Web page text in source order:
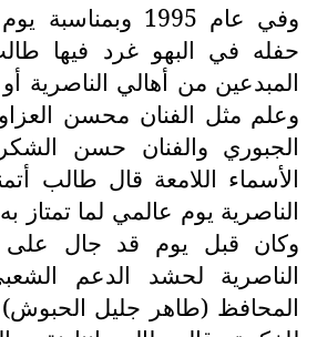
وفي عام 1995
حفله في البهو غرد فيها
المبدعين من أهالي الناصرية
وعلم مثل الفنان محسن
الجبوري والفنان حسن
الأسماء اللامعة قال طالب
الناصرية يوم عالمي لما
وكان قبل يوم قد جال
الناصرية لحشد الدعم
المحافظ (طاهر جليل